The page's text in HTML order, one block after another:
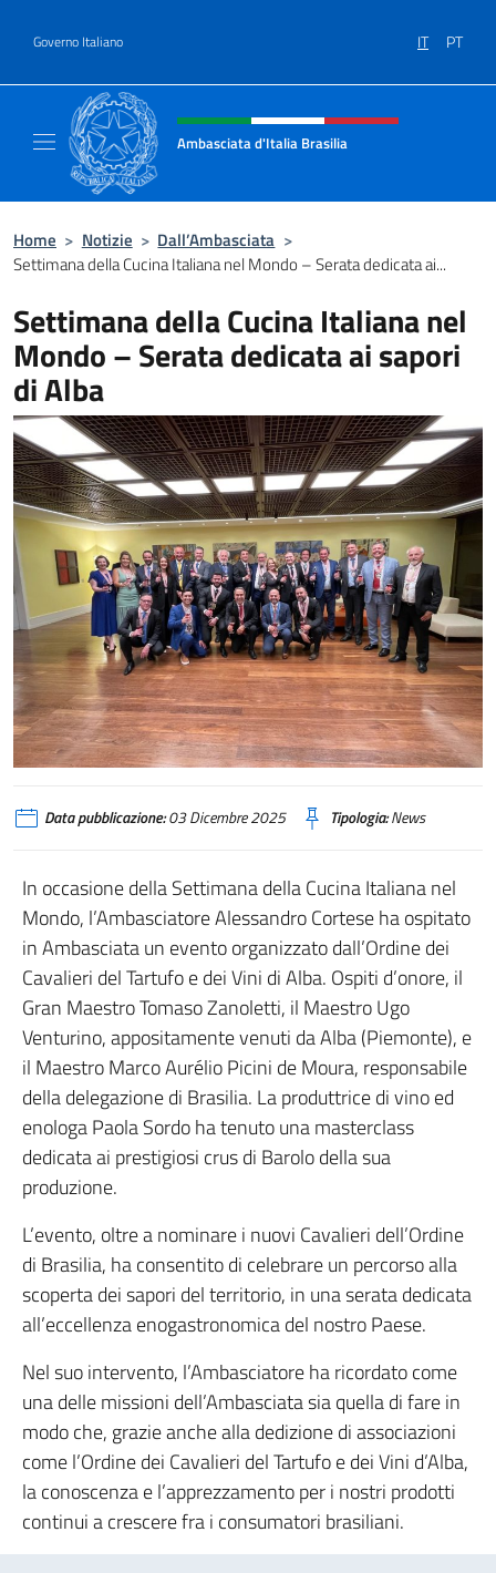
Governo Italiano IT PT
Intestazione sito, social e menù
Ambasciata d'Italia Brasilia
Home > Notizie > Dall’Ambasciata >
Settimana della Cucina Italiana nel Mondo – Serata dedicata ai...
Settimana della Cucina Italiana nel
Mondo – Serata dedicata ai sapori
di Alba
Data pubblicazione:03 Dicembre 2025 Tipologia:News
In occasione della Settimana della Cucina Italiana nel
Mondo, l’Ambasciatore Alessandro Cortese ha ospitato
in Ambasciata un evento organizzato dall’Ordine dei
Cavalieri del Tartufo e dei Vini di Alba. Ospiti d’onore, il
Gran Maestro Tomaso Zanoletti, il Maestro Ugo
Venturino, appositamente venuti da Alba (Piemonte), e
il Maestro Marco Aurélio Picini de Moura, responsabile
della delegazione di Brasilia. La produttrice di vino ed
enologa Paola Sordo ha tenuto una masterclass
dedicata ai prestigiosi crus di Barolo della sua
produzione.
L’evento, oltre a nominare i nuovi Cavalieri dell’Ordine
di Brasilia, ha consentito di celebrare un percorso alla
scoperta dei sapori del territorio, in una serata dedicata
all’eccellenza enogastronomica del nostro Paese.
Nel suo intervento, l’Ambasciatore ha ricordato come
una delle missioni dell’Ambasciata sia quella di fare in
modo che, grazie anche alla dedizione di associazioni
come l’Ordine dei Cavalieri del Tartufo e dei Vini d’Alba,
la conoscenza e l’apprezzamento per i nostri prodotti
continui a crescere fra i consumatori brasiliani.